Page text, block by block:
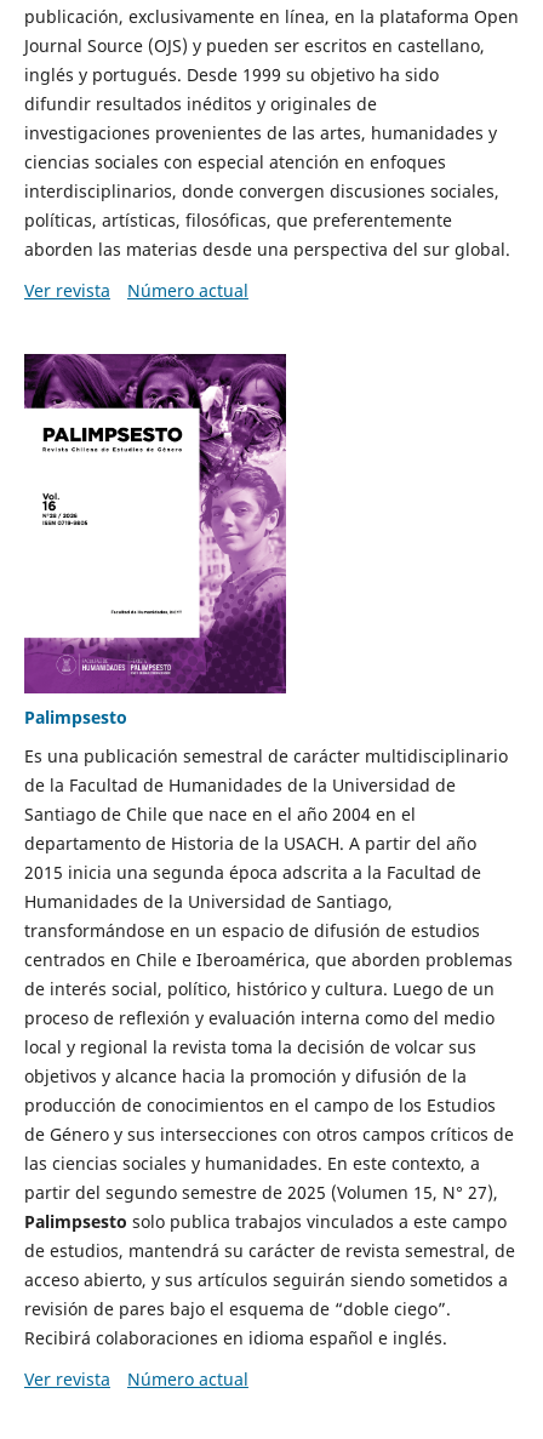
publicación, exclusivamente en línea, en la plataforma Open
Journal Source (OJS) y pueden ser escritos en castellano,
inglés y portugués. Desde 1999 su objetivo ha sido
difundir resultados inéditos y originales de
investigaciones provenientes de las artes, humanidades y
ciencias sociales con especial atención en enfoques
interdisciplinarios, donde convergen discusiones sociales,
políticas, artísticas, filosóficas, que preferentemente
aborden las materias desde una perspectiva del sur global.
Ver revista
Número actual
Palimpsesto
Es una publicación semestral de carácter multidisciplinario
de la Facultad de Humanidades de la Universidad de
Santiago de Chile que nace en el año 2004 en el
departamento de Historia de la USACH. A partir del año
2015 inicia una segunda época adscrita a la Facultad de
Humanidades de la Universidad de Santiago,
transformándose en un espacio de difusión de estudios
centrados en Chile e Iberoamérica, que aborden problemas
de interés social, político, histórico y cultura. Luego de un
proceso de reflexión y evaluación interna como del medio
local y regional la revista toma la decisión de volcar sus
objetivos y alcance hacia la promoción y difusión de la
producción de conocimientos en el campo de los Estudios
de Género y sus intersecciones con otros campos críticos de
las ciencias sociales y humanidades. En este contexto, a
partir del segundo semestre de 2025 (Volumen 15, N° 27),
Palimpsesto solo publica trabajos vinculados a este campo
de estudios, mantendrá su carácter de revista semestral, de
acceso abierto, y sus artículos seguirán siendo sometidos a
revisión de pares bajo el esquema de “doble ciego”.
Recibirá colaboraciones en idioma español e inglés.
Ver revista
Número actual